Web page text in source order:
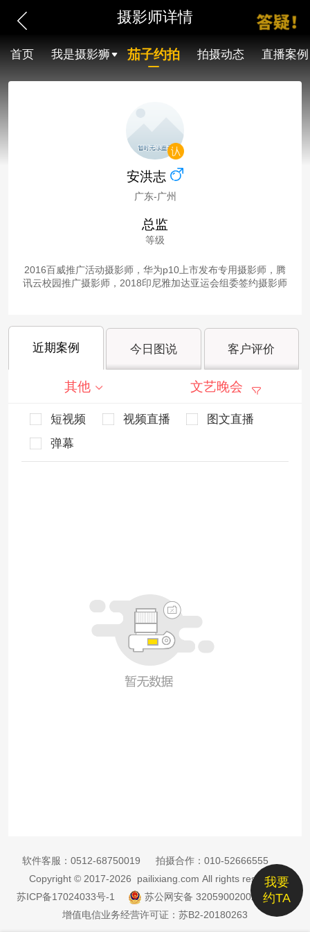
摄影师详情
首页 我是摄影狮 茄子约拍 拍摄动态 直播案例
安洪志
广东-广州
总监
等级
2016百威推广活动摄影师，华为p10上市发布专用摄影师，腾
讯云校园推广摄影师，2018印尼雅加达亚运会组委签约摄影师
近期案例 今日图说 客户评价
其他 文艺晚会
短视频 视频直播
图文直播
弹幕
我要
约TA
软件客服： 0512-68750019 拍摄合作： 010-52666555
Copyright © 2017-2026 pailixiang.com All rights reserved
苏ICP备17024033号-1
苏公网安备 32059002002885号
增值电信业务经营许可证：苏B2-20180263